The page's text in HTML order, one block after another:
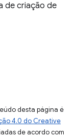
de criação de
desta página é
4.0 do Creative
de acordo com